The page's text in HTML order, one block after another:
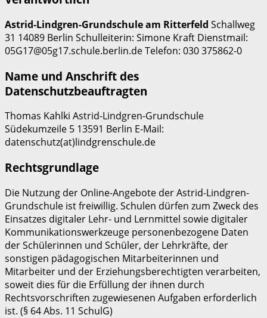
Astrid-Lindgren-Grundschule am Ritterfeld Schallweg
31 14089 Berlin Schulleiterin: Simone Kraft Dienstmail:
05G17@05g17.schule.berlin.de Telefon: 030 375862-0
Name und Anschrift des
Datenschutzbeauftragten
Thomas Kahlki Astrid-Lindgren-Grundschule
Südekumzeile 5 13591 Berlin E-Mail:
datenschutz(at)lindgrenschule.de
Rechtsgrundlage
Die Nutzung der Online-Angebote der Astrid-Lindgren-
Grundschule ist freiwillig. Schulen dürfen zum Zweck des
Einsatzes digitaler Lehr- und Lernmittel sowie digitaler
Kommunikationswerkzeuge personenbezogene Daten
der Schülerinnen und Schüler, der Lehrkräfte, der
sonstigen pädagogischen Mitarbeiterinnen und
Mitarbeiter und der Erziehungsberechtigten verarbeiten,
soweit dies für die Erfüllung der ihnen durch
Rechtsvorschriften zugewiesenen Aufgaben erforderlich
ist. (§ 64 Abs. 11 SchulG)